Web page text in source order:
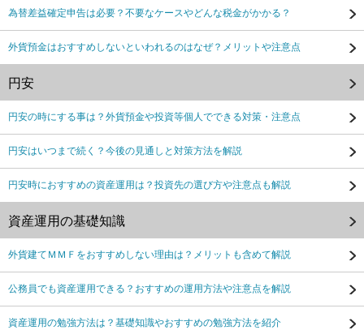
為替差益確定申告は必要？不要なケースやどんな税金がかかる？
外貨預金はおすすめしないといわれるのはなぜ？メリットや注意点
円安
円安の時にする事は？外貨預金や投資等個人でできる対策・注意点
円安はいつまで続く？今後の見通しと対策方法を解説
円安時におすすめの資産運用は？投資先の選び方や注意点も解説
資産運用の基礎知識
外貨建てＭＭＦをおすすめしない理由は？メリットも含めて解説
公務員でも資産運用できる？おすすめの運用方法や注意点を解説
資産運用の勉強方法は？基礎知識やおすすめの勉強方法を紹介